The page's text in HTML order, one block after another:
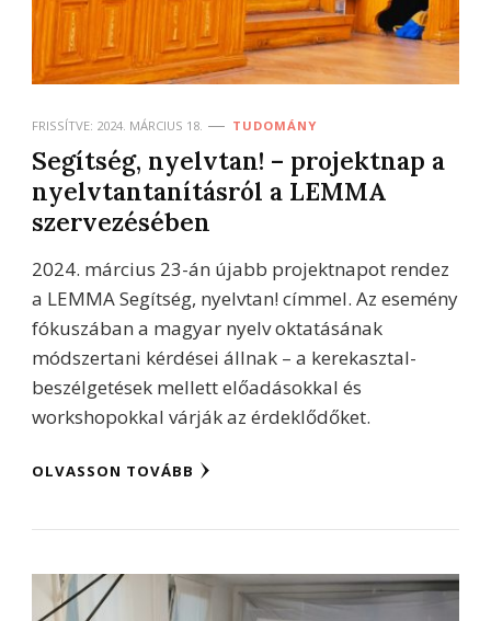
FRISSÍTVE: 2024. MÁRCIUS 18. TUDOMÁNY
Segítség, nyelvtan! – projektnap a
nyelvtantanításról a LEMMA
szervezésében
2024. március 23-án újabb projektnapot rendez
a LEMMA Segítség, nyelvtan! címmel. Az esemény
fókuszában a magyar nyelv oktatásának
módszertani kérdései állnak – a kerekasztal-
beszélgetések mellett előadásokkal és
workshopokkal várják az érdeklődőket.
OLVASSON TOVÁBB